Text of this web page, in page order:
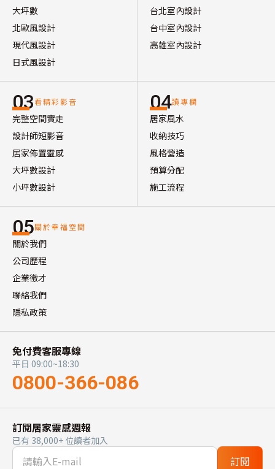
大坪數
北歐風設計
現代風設計
日式風設計
台北室內設計
台中室內設計
高雄室內設計
03看精彩影音
完整空間實走
設計師短影音
居家佈置靈感
大坪數設計
小坪數設計
04讀專欄
居家風水
收納技巧
風格營造
預算分配
施工流程
05關於幸福空間
關於我們
公司歷程
企業徵才
聯絡我們
隱私政策
免付費客服專線
平日 09:00~18:30
0800-366-086
訂閱居家靈感週報
已有 38,000+ 位讀者加入
訂閱